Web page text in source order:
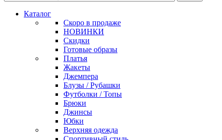
Каталог
Скоро в продаже
НОВИНКИ
Скидки
Готовые образы
Платья
Жакеты
Джемпера
Блузы / Рубашки
Футболки / Топы
Брюки
Джинсы
Юбки
Верхняя одежда